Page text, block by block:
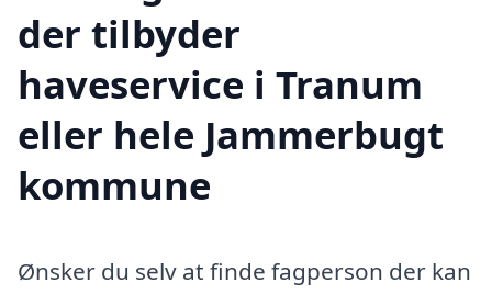
der tilbyder
haveservice i Tranum
eller hele Jammerbugt
kommune
Ønsker du selv at finde fagperson der kan